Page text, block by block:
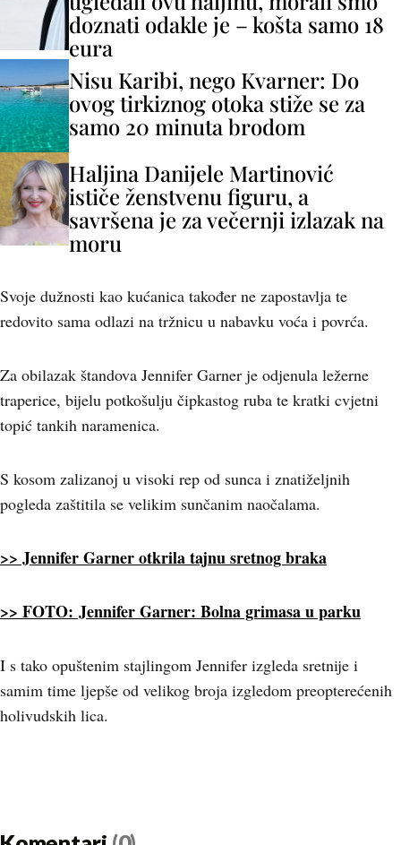
doznati odakle je – košta samo 18
eura
Nisu Karibi, nego Kvarner: Do
ovog tirkiznog otoka stiže se za
samo 20 minuta brodom
Haljina Danijele Martinović
ističe ženstvenu figuru, a
savršena je za večernji izlazak na
moru
Svoje dužnosti kao kućanica također ne zapostavlja te
redovito sama odlazi na tržnicu u nabavku voća i povrća.
Za obilazak štandova Jennifer Garner je odjenula ležerne
traperice, bijelu potkošulju čipkastog ruba te kratki cvjetni
topić tankih naramenica.
S kosom zalizanoj u visoki rep od sunca i znatiželjnih
pogleda zaštitila se velikim sunčanim naočalama.
>> Jennifer Garner otkrila tajnu sretnog braka
>> FOTO: Jennifer Garner: Bolna grimasa u parku
I s tako opuštenim stajlingom Jennifer izgleda sretnije i
samim time ljepše od velikog broja izgledom preopterećenih
holivudskih lica.